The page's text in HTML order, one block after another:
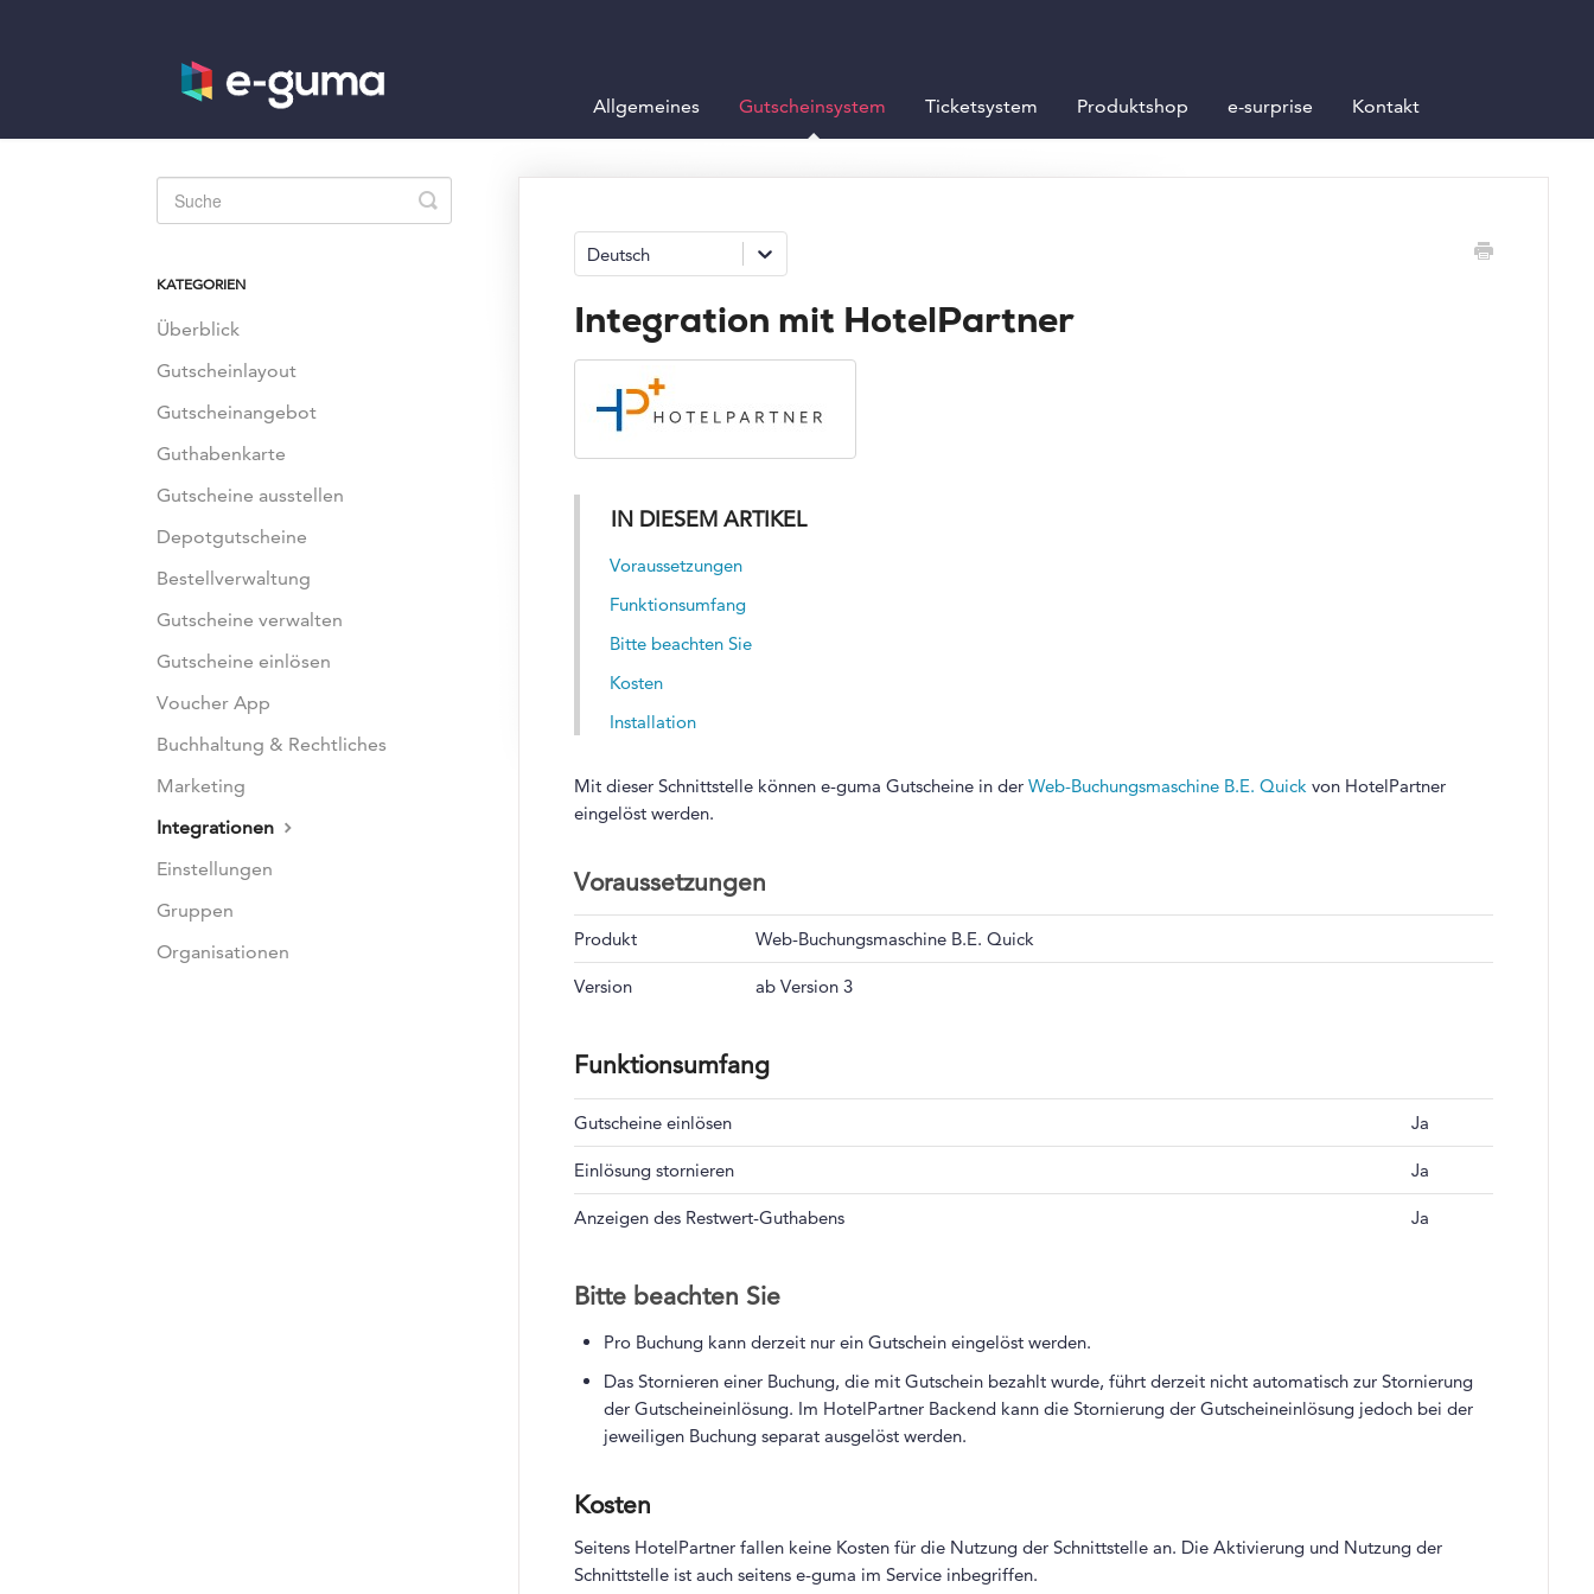
Allgemeines Gutscheinsystem Ticketsystem Produktshop e-surprise Kontakt
Deutsch
Integration mit HotelPartner
IN DIESEM ARTIKEL
Voraussetzungen
Funktionsumfang
Bitte beachten Sie
Kosten
Installation
Mit dieser Schnittstelle können e-guma Gutscheine in der Web-Buchungsmaschine B.E. Quick von HotelPartner
eingelöst werden.
Voraussetzungen
Produkt Web-Buchungsmaschine B.E. Quick
Version ab Version 3
Funktionsumfang
Gutscheine einlösen Ja
Einlösung stornieren Ja
Anzeigen des Restwert-Guthabens Ja
Bitte beachten Sie
Pro Buchung kann derzeit nur ein Gutschein eingelöst werden.
Das Stornieren einer Buchung, die mit Gutschein bezahlt wurde, führt derzeit nicht automatisch zur Stornierung
der Gutscheineinlösung. Im HotelPartner Backend kann die Stornierung der Gutscheineinlösung jedoch bei der
jeweiligen Buchung separat ausgelöst werden.
Kosten
Seitens HotelPartner fallen keine Kosten für die Nutzung der Schnittstelle an. Die Aktivierung und Nutzung der
Schnittstelle ist auch seitens e-guma im Service inbegriffen.
Toggle
Search
KATEGORIEN
Überblick
Gutscheinlayout
Gutscheinangebot
Guthabenkarte
Gutscheine ausstellen
Depotgutscheine
Bestellverwaltung
Gutscheine verwalten
Gutscheine einlösen
Voucher App
Buchhaltung & Rechtliches
Marketing
Integrationen
Einstellungen
Gruppen
Organisationen